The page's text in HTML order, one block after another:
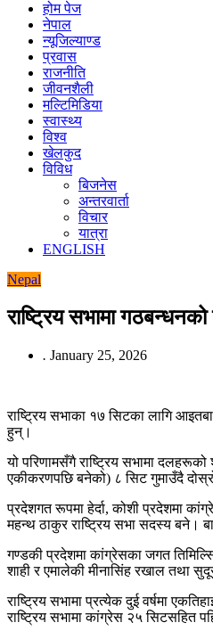
होम पेज
नेपाल
न्यूजिल्याण्ड
प्रवास
राजनीति
जीवनशैली
मल्टिमिडिया
स्वास्थ्य
विश्व
खेलकुद
विविध
बिजनेस
अन्तरवार्ता
विचार
यात्रा
ENGLISH
Nepal
राष्ट्रिय सभामा
. January 25, 2026
राष्ट्रिय सभाका १७ सिटका लागि
हुन्।
यो परिणामसँगै राष्ट्रिय सभामा
एकीकरणपछि बनेको) ८ सिट गुमाउँदै
प्रदेशगत रूपमा हेर्दा, कोशी प्रदेशमा
महन्थ ठाकुर राष्ट्रिय सभा सदस्य बने।
गण्डकी प्रदेशमा कांग्रेसका जगत
शाही र एमालेकी मीनासिंह रखाल तथा
राष्ट्रिय सभामा प्रत्येक दुई वर्षमा
राष्ट्रिय सभामा कांग्रेस २५ सिटसहित